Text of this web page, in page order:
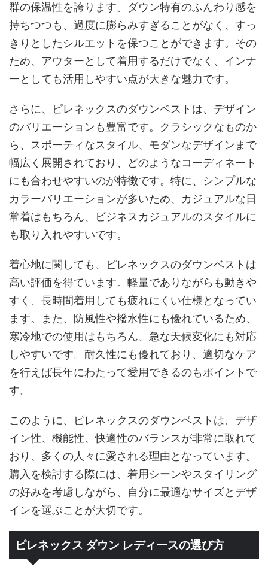
群の保温性を誇ります。ダウン特有のふんわり感を
持ちつつも、過度に膨らみすぎることがなく、すっ
きりとしたシルエットを保つことができます。その
ため、アウターとして着用するだけでなく、インナ
ーとしても活用しやすい点が大きな魅力です。
さらに、ピレネックスのダウンベストは、デザイン
のバリエーションも豊富です。クラシックなものか
ら、スポーティなスタイル、モダンなデザインまで
幅広く展開されており、どのようなコーディネート
にも合わせやすいのが特徴です。特に、シンプルな
カラーバリエーションが多いため、カジュアルな日
常着はもちろん、ビジネスカジュアルのスタイルに
も取り入れやすいです。
着心地に関しても、ピレネックスのダウンベストは
高い評価を得ています。軽量でありながらも動きや
すく、長時間着用しても疲れにくい仕様となってい
ます。また、防風性や撥水性にも優れているため、
寒冷地での使用はもちろん、急な天候変化にも対応
しやすいです。耐久性にも優れており、適切なケア
を行えば長年にわたって愛用できるのもポイントで
す。
このように、ピレネックスのダウンベストは、デザ
イン性、機能性、快適性のバランスが非常に取れて
おり、多くの人々に愛される理由となっています。
購入を検討する際には、着用シーンやスタイリング
の好みを考慮しながら、自分に最適なサイズとデザ
インを選ぶことが大切です。
ピレネックス ダウン レディースの選び方